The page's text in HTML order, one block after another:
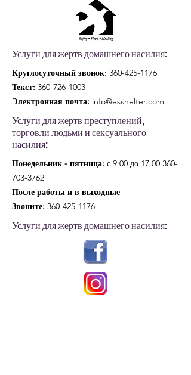
Услуги для жертв домашнего насилия:
Круглосуточный звонок: 360-425-1176
Текст: 360-726-1003
Электронная почта: info@esshelter.com
Услуги для жертв преступлений,
торговли людьми и сексуального
насилия:
Понедельник - пятница: с 9:00 до 17:00 360-
703-3762
После работы и в выходные
Звоните: 360-425-1176
Услуги для жертв домашнего насилия: